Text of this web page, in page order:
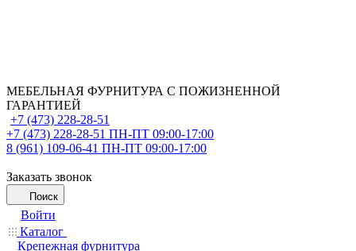
МЕБЕЛЬНАЯ ФУРНИТУРА С ПОЖИЗНЕННОЙ
ГАРАНТИЕЙ
+7 (473) 228-28-51
+7 (473) 228-28-51 ПН-ПТ 09:00-17:00
8 (961) 109-06-41 ПН-ПТ 09:00-17:00
Заказать звонок
Поиск
Войти
Каталог
Крепежная фурнитура